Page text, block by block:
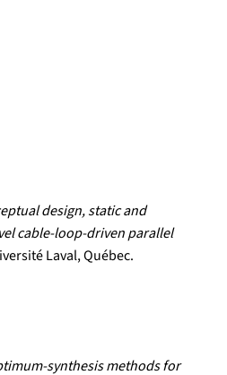
design, static and
cable-loop-driven parallel
Laval, Québec.
synthesis methods for